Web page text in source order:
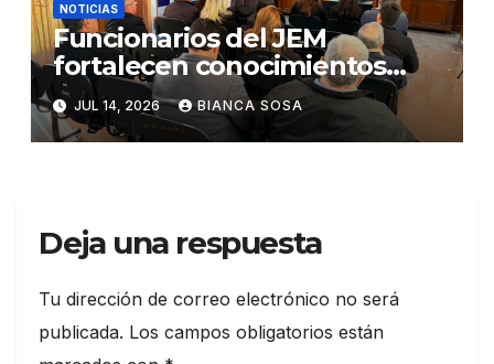
NOTICIAS
Funcionarios del JEM
fortalecen conocimientos
sobre administración de
contratos públicos
JUL 14, 2026 BIANCA SOSA
Deja una respuesta
Tu dirección de correo electrónico no será
publicada. Los campos obligatorios están